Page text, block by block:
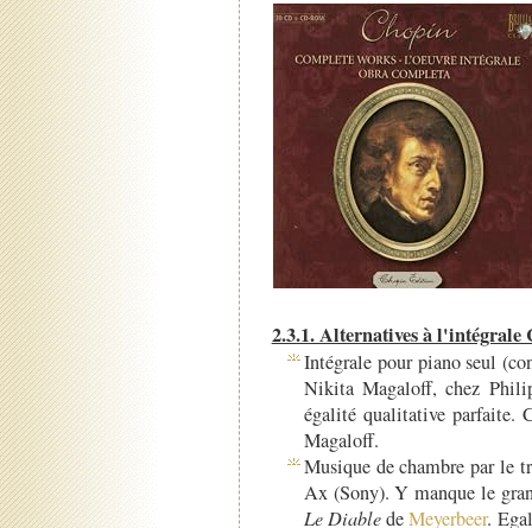
2.3.1. Alternatives à l'intégrale
Intégrale pour piano seul
Nikita Magaloff, chez
égalité qualitative parfaite.
Magaloff.
Musique de chambre par le
Ax (Sony). Y manque le
Le DiabledeMeyerbeer.